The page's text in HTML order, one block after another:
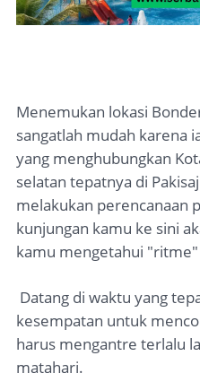
Menemukan lokasi
sangatlah mudah karena
yang menghubungkan
selatan tepatnya di
melakukan perencanaan
kunjungan kamu ke sini
kamu mengetahui
Datang di waktu yang
kesempatan untuk
harus mengantre terlalu
matahari.